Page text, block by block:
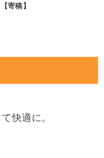
寄稿】
快適に。